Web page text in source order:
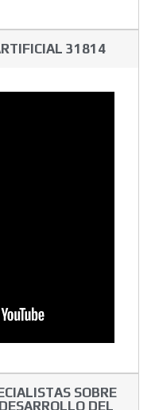
31814
SOBRE
DEL